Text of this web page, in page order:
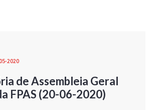
2020
de Assembleia Geral
FPAS (20-06-2020)